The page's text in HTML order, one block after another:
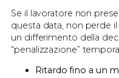
Se il lavoratore non
questa data, non perde
un differimento della
“penalizzazione”
Ritardo fino a un